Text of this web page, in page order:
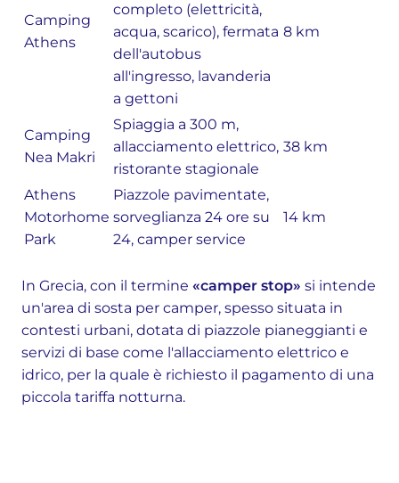
Camping
Athens
completo (elettricità,
acqua, scarico), fermata
dell'autobus
all'ingresso, lavanderia
a gettoni
8 km
Camping
Nea Makri
Spiaggia a 300 m,
allacciamento elettrico,
ristorante stagionale
38 km
Athens
Motorhome
Park
Piazzole pavimentate,
sorveglianza 24 ore su
24, camper service
14 km
In Grecia, con il termine «camper stop» si intende
un'area di sosta per camper, spesso situata in
contesti urbani, dotata di piazzole pianeggianti e
servizi di base come l'allacciamento elettrico e
idrico, per la quale è richiesto il pagamento di una
piccola tariffa notturna.